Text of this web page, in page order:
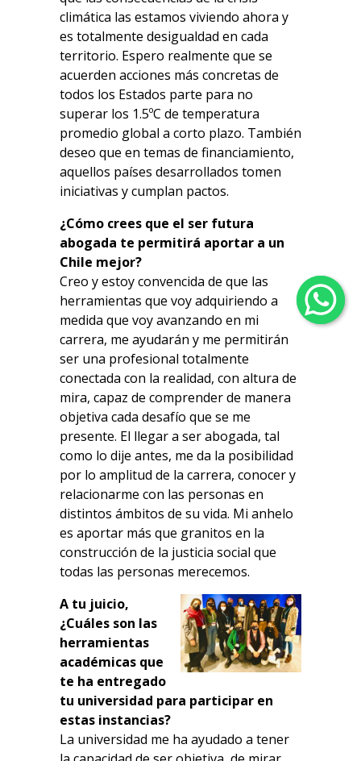
climática las estamos viviendo ahora y
es totalmente desigualdad en cada
territorio. Espero realmente que se
acuerden acciones más concretas de
todos los Estados parte para no
superar los 1.5ºC de temperatura
promedio global a corto plazo. También
deseo que en temas de financiamiento,
aquellos países desarrollados tomen
iniciativas y cumplan pactos.
¿Cómo crees que el ser futura
abogada te permitirá aportar a un
Chile mejor?
Creo y estoy convencida de que las
herramientas que voy adquiriendo a
medida que voy avanzando en mi
carrera, me ayudarán y me permitirán
ser una profesional totalmente
conectada con la realidad, con altura de
mira, capaz de comprender de manera
objetiva cada desafío que se me
presente. El llegar a ser abogada, tal
como lo dije antes, me da la posibilidad
por lo amplitud de la carrera, conocer y
relacionarme con las personas en
distintos ámbitos de su vida. Mi anhelo
es aportar más que granitos en la
construcción de la justicia social que
todas las personas merecemos.
A tu juicio,
¿Cuáles son las
herramientas
académicas que
te ha entregado
tu universidad para participar en
estas instancias?
La universidad me ha ayudado a tener